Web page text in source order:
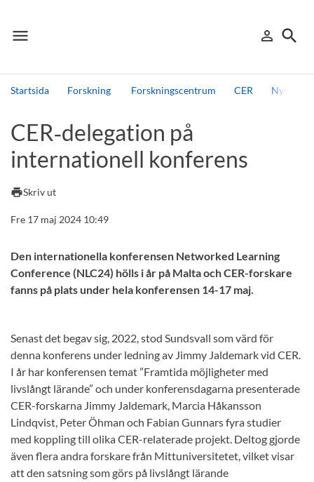
menu
Meny person_outline
Logga in
search
Sök
Startsida Forskning Forskningscentrum CER Nyheter
Andra söktjänster
Detta är vår testmiljö - endast testdata
CER‑delegation på
internationell konferens
printSkriv ut
Fre 17 maj 2024 10:49
Den internationella konferensen Networked Learning
Conference (NLC24) hölls i år på Malta och CER-forskare
fanns på plats under hela konferensen 14-17 maj.
Senast det begav sig, 2022, stod Sundsvall som värd för
denna konferens under ledning av Jimmy Jaldemark vid CER.
I år har konferensen temat ”Framtida möjligheter med
livslångt lärande” och under konferensdagarna presenterade
CER-forskarna Jimmy Jaldemark, Marcia Håkansson
Lindqvist, Peter Öhman och Fabian Gunnars fyra studier
med koppling till olika CER-relaterade projekt. Deltog gjorde
även flera andra forskare från Mittuniversitetet, vilket visar
att den satsning som görs på livslångt lärande